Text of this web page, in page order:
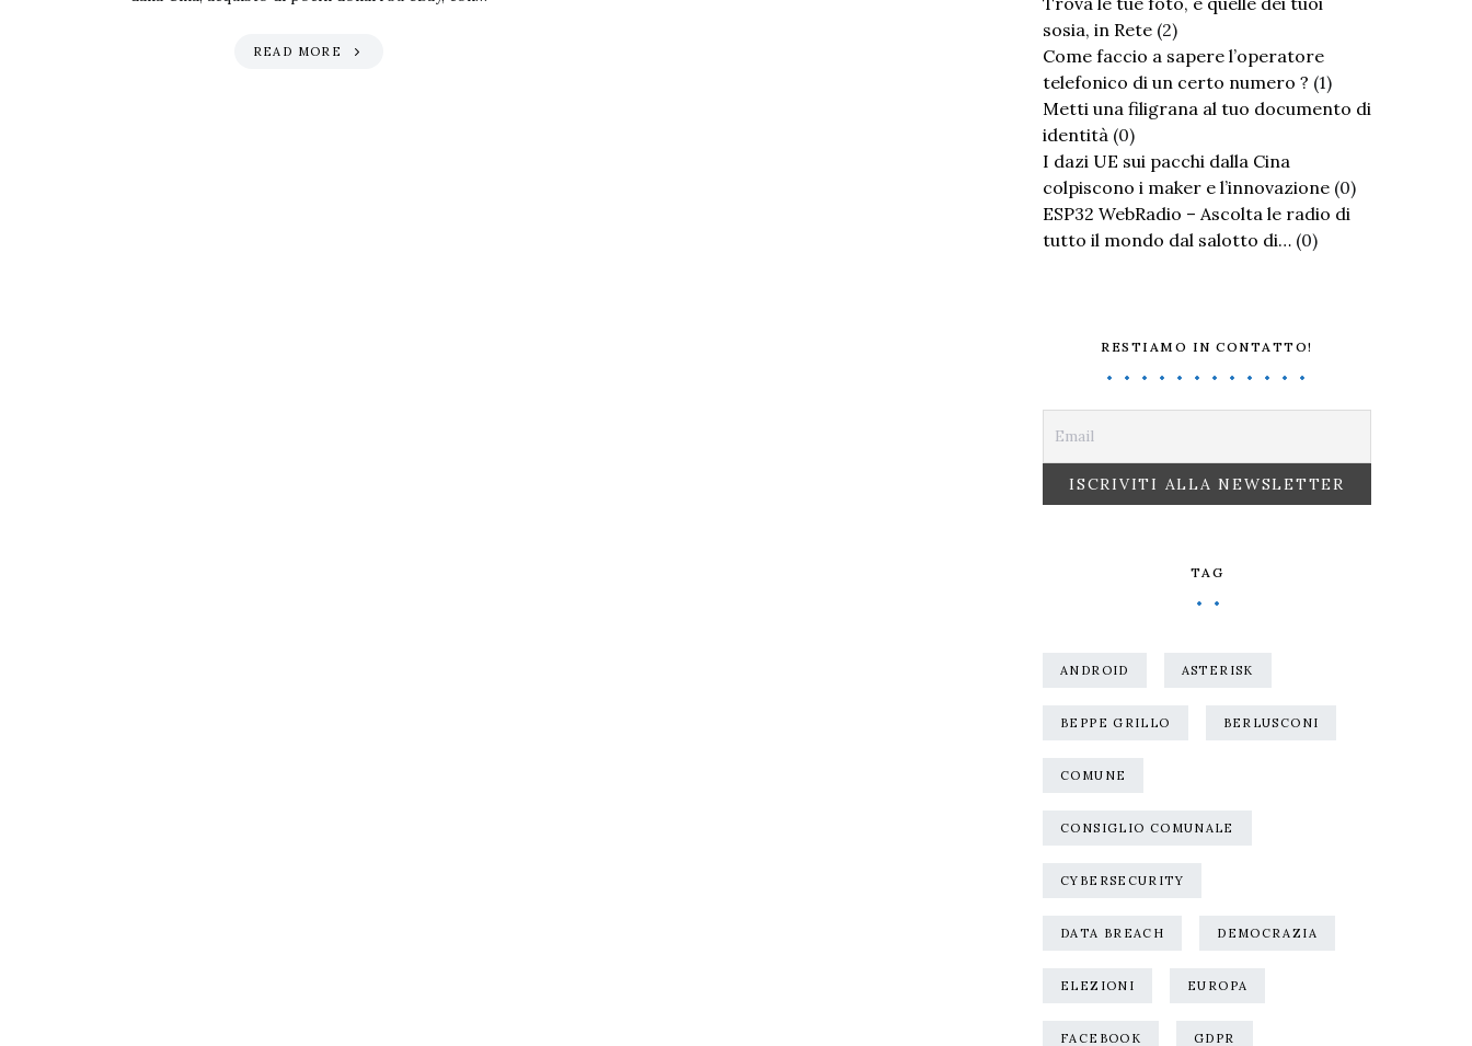
READ MORE
sosia, in Rete (2)
Come faccio a sapere l’operatore
telefonico di un certo numero ? (1)
Metti una filigrana al tuo documento di
identità (0)
I dazi UE sui pacchi dalla Cina
colpiscono i maker e l’innovazione (0)
ESP32 WebRadio – Ascolta le radio di
tutto il mondo dal salotto di… (0)
RESTIAMO IN CONTATTO!
TAG
ANDROID ASTERISK
BEPPE GRILLO BERLUSCONI
COMUNE
CONSIGLIO COMUNALE
CYBERSECURITY
DATA BREACH DEMOCRAZIA
ELEZIONI EUROPA
FACEBOOK GDPR